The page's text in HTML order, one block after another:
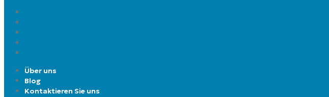
Über uns
Blog
Kontaktieren Sie uns